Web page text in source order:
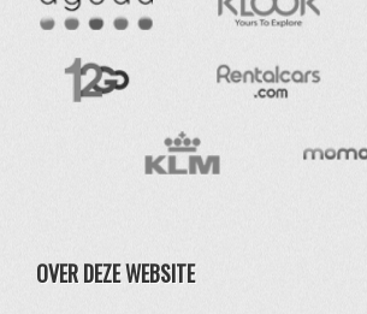
OVER DEZE WEBSITE